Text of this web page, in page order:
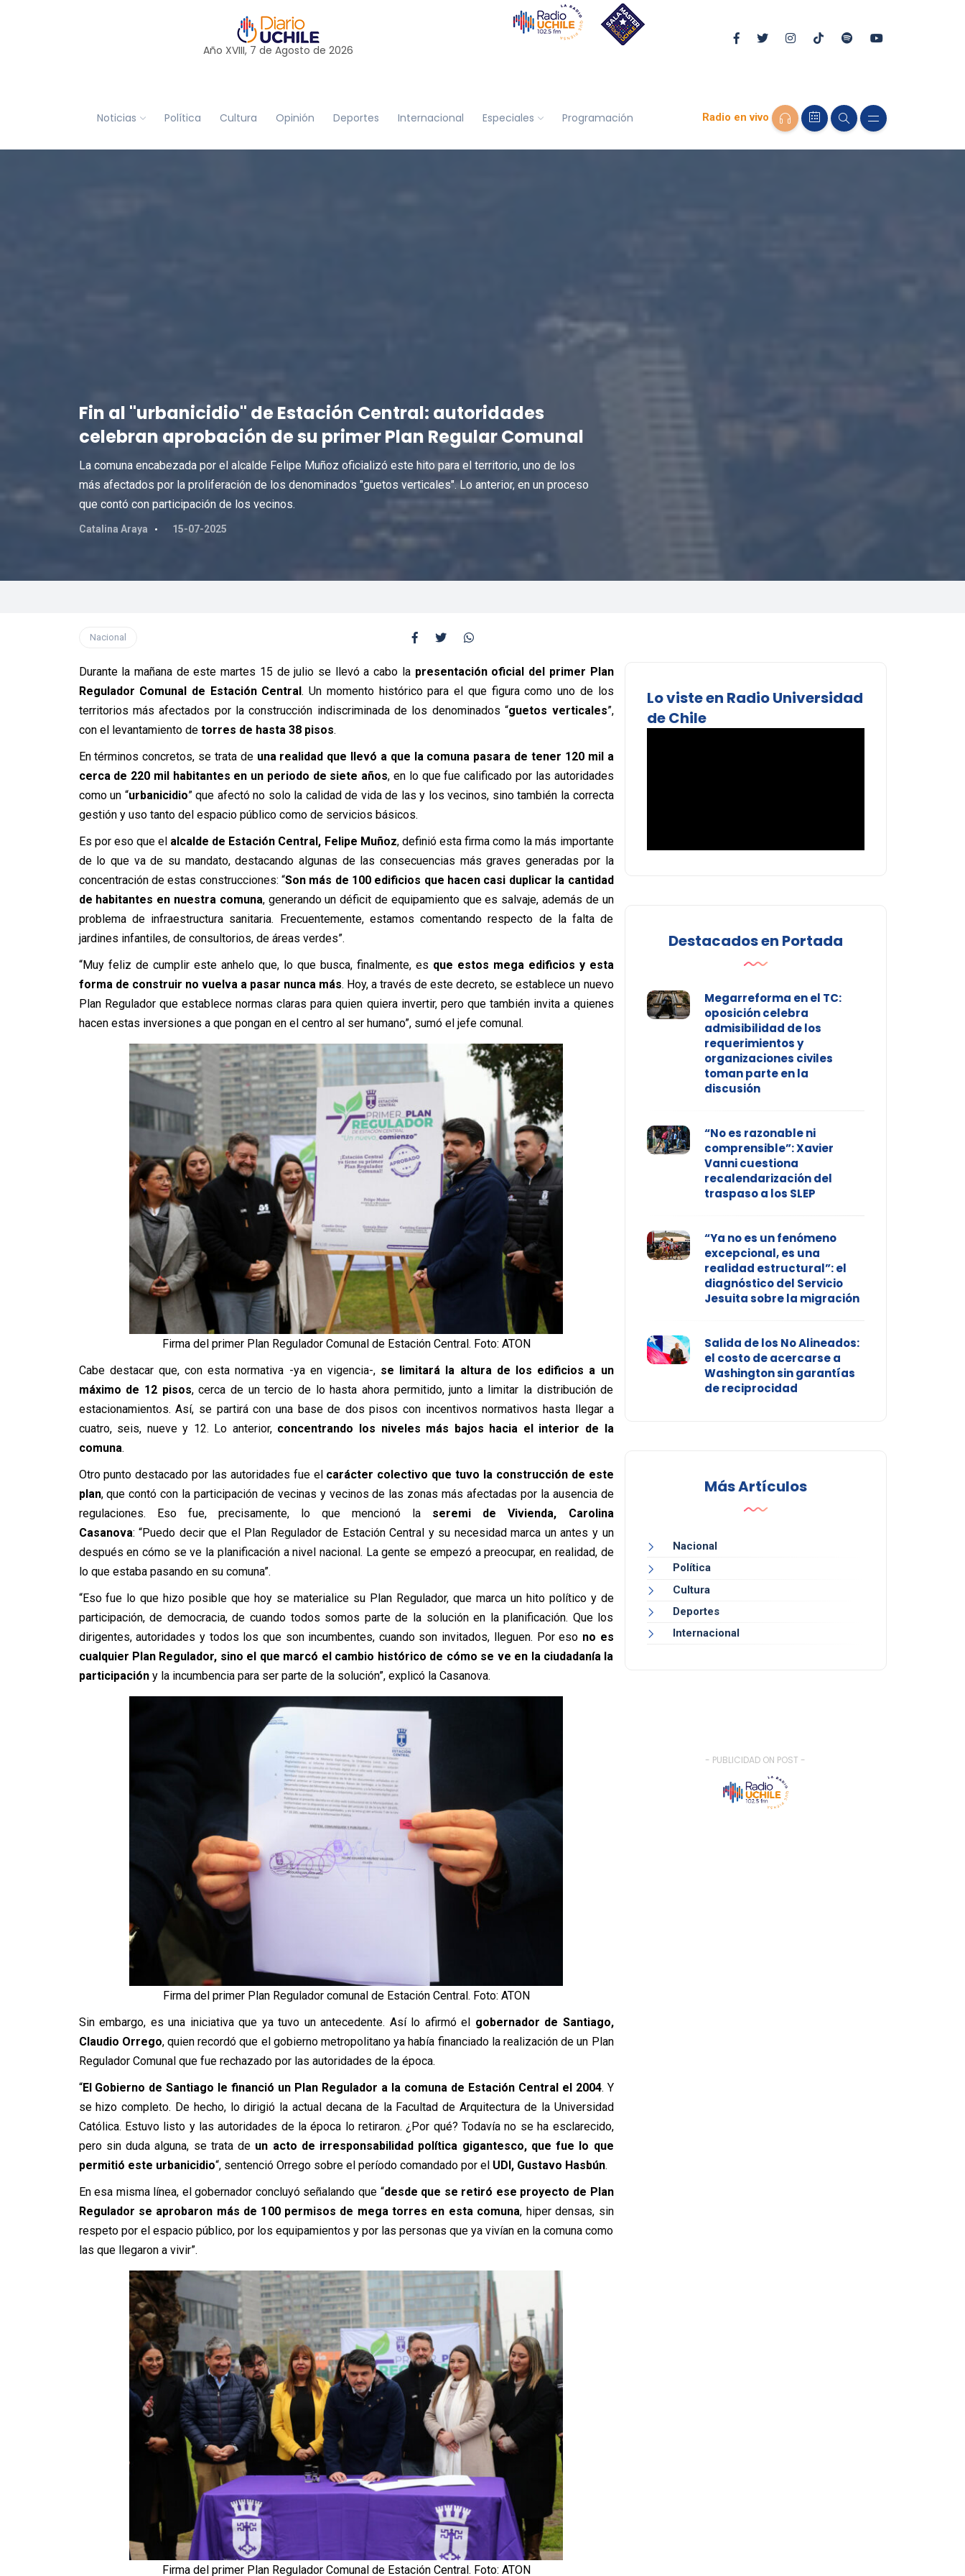
Año XVIII, 7 de Agosto de 2026
Noticias Política Cultura Opinión Deportes Internacional Especiales Programación Radio en vivo
Fin al "urbanicidio" de Estación Central: autoridades
celebran aprobación de su primer Plan Regular Comunal
La comuna encabezada por el alcalde Felipe Muñoz oficializó este hito para el territorio, uno de los
más afectados por la proliferación de los denominados "guetos verticales". Lo anterior, en un proceso
que contó con participación de los vecinos.
Catalina Araya 15-07-2025
Nacional
Durante la mañana de este martes 15 de julio se llevó a cabo la presentación oficial del primer Plan
Regulador Comunal de Estación Central. Un momento histórico para el que figura como uno de los
territorios más afectados por la construcción indiscriminada de los denominados “guetos verticales”,
con el levantamiento de torres de hasta 38 pisos.
En términos concretos, se trata de una realidad que llevó a que la comuna pasara de tener 120 mil a
cerca de 220 mil habitantes en un periodo de siete años, en lo que fue calificado por las autoridades
como un “urbanicidio” que afectó no solo la calidad de vida de las y los vecinos, sino también la correcta
gestión y uso tanto del espacio público como de servicios básicos.
Es por eso que el alcalde de Estación Central, Felipe Muñoz, definió esta firma como la más importante
de lo que va de su mandato, destacando algunas de las consecuencias más graves generadas por la
concentración de estas construcciones: “Son más de 100 edificios que hacen casi duplicar la cantidad
de habitantes en nuestra comuna, generando un déficit de equipamiento que es salvaje, además de un
problema de infraestructura sanitaria. Frecuentemente, estamos comentando respecto de la falta de
jardines infantiles, de consultorios, de áreas verdes”.
“Muy feliz de cumplir este anhelo que, lo que busca, finalmente, es que estos mega edificios y esta
forma de construir no vuelva a pasar nunca más. Hoy, a través de este decreto, se establece un nuevo
Plan Regulador que establece normas claras para quien quiera invertir, pero que también invita a quienes
hacen estas inversiones a que pongan en el centro al ser humano”, sumó el jefe comunal.
Firma del primer Plan Regulador Comunal de Estación Central. Foto: ATON
Cabe destacar que, con esta normativa -ya en vigencia-, se limitará la altura de los edificios a un
máximo de 12 pisos, cerca de un tercio de lo hasta ahora permitido, junto a limitar la distribución de
estacionamientos. Así, se partirá con una base de dos pisos con incentivos normativos hasta llegar a
cuatro, seis, nueve y 12. Lo anterior, concentrando los niveles más bajos hacia el interior de la
comuna.
Otro punto destacado por las autoridades fue el carácter colectivo que tuvo la construcción de este
plan, que contó con la participación de vecinas y vecinos de las zonas más afectadas por la ausencia de
regulaciones. Eso fue, precisamente, lo que mencionó la seremi de Vivienda, Carolina
Casanova: “Puedo decir que el Plan Regulador de Estación Central y su necesidad marca un antes y un
después en cómo se ve la planificación a nivel nacional. La gente se empezó a preocupar, en realidad, de
lo que estaba pasando en su comuna”.
“Eso fue lo que hizo posible que hoy se materialice su Plan Regulador, que marca un hito político y de
participación, de democracia, de cuando todos somos parte de la solución en la planificación. Que los
dirigentes, autoridades y todos los que son incumbentes, cuando son invitados, lleguen. Por eso no es
cualquier Plan Regulador, sino el que marcó el cambio histórico de cómo se ve en la ciudadanía la
participacióny la incumbencia para ser parte de la solución”, explicó la Casanova.
Firma del primer Plan Regulador comunal de Estación Central. Foto: ATON
Sin embargo, es una iniciativa que ya tuvo un antecedente. Así lo afirmó el gobernador de Santiago,
Claudio Orrego, quien recordó que el gobierno metropolitano ya había financiado la realización de un Plan
Regulador Comunal que fue rechazado por las autoridades de la época.
“El Gobierno de Santiago le financió un Plan Regulador a la comuna de Estación Central el 2004. Y
se hizo completo. De hecho, lo dirigió la actual decana de la Facultad de Arquitectura de la Universidad
Católica. Estuvo listo y las autoridades de la época lo retiraron. ¿Por qué? Todavía no se ha esclarecido,
pero sin duda alguna, se trata de un acto de irresponsabilidad política gigantesco, que fue lo que
permitió este urbanicidio“, sentenció Orrego sobre el período comandado por el UDI, Gustavo Hasbún.
En esa misma línea, el gobernador concluyó señalando que “desde que se retiró ese proyecto de Plan
Regulador se aprobaron más de 100 permisos de mega torres en esta comuna, hiper densas, sin
respeto por el espacio público, por los equipamientos y por las personas que ya vivían en la comuna como
las que llegaron a vivir”.
Firma del primer Plan Regulador Comunal de Estación Central. Foto: ATON
Lo viste en Radio Universidad
de Chile
Destacados en Portada
Megarreforma en el TC:
oposición celebra
admisibilidad de los
requerimientos y
organizaciones civiles
toman parte en la
discusión
“No es razonable ni
comprensible”: Xavier
Vanni cuestiona
recalendarización del
traspaso a los SLEP
“Ya no es un fenómeno
excepcional, es una
realidad estructural”: el
diagnóstico del Servicio
Jesuita sobre la migración
Salida de los No Alineados:
el costo de acercarse a
Washington sin garantías
de reciprocidad
Más Artículos
Nacional
Política
Cultura
Deportes
Internacional
- PUBLICIDAD ON POST -